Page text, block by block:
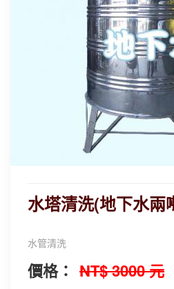
水塔清洗(地下水兩
水管清洗
價格： NT$ 3000 元